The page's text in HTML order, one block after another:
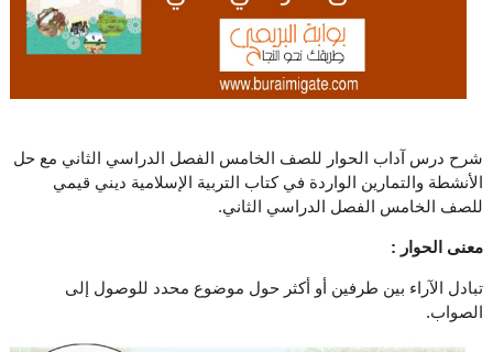
شرح درس آداب الحوار للصف الخامس الفصل الدراسي الثاني مع حل
الأنشطة والتمارين الواردة في كتاب التربية الإسلامية ديني قيمي
للصف الخامس الفصل الدراسي الثاني.
معنى الحوار :
تبادل الآراء بين طرفين أو أكثر حول موضوع محدد للوصول إلى
الصواب.